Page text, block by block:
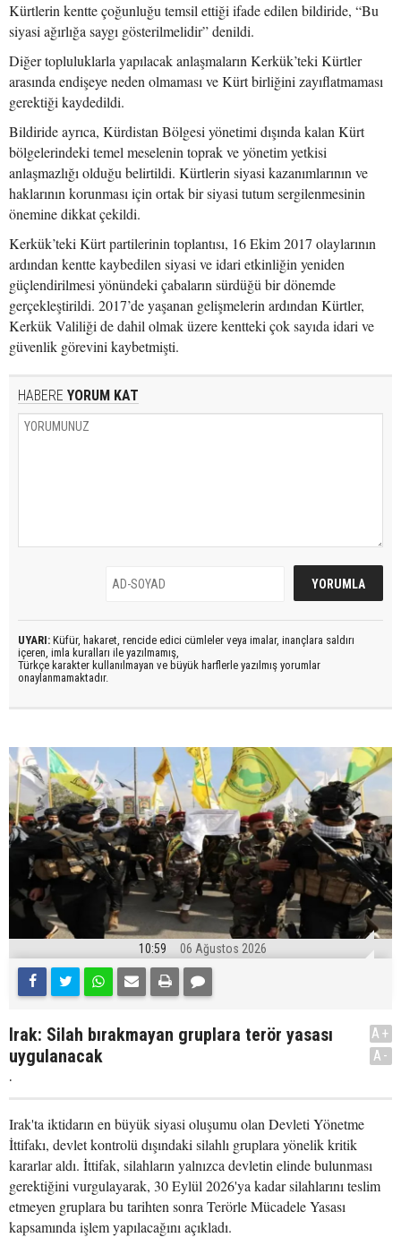
Kürtlerin kentte çoğunluğu temsil ettiği ifade edilen bildiride, “Bu
siyasi ağırlığa saygı gösterilmelidir” denildi.
Diğer topluluklarla yapılacak anlaşmaların Kerkük’teki Kürtler
arasında endişeye neden olmaması ve Kürt birliğini zayıflatmaması
gerektiği kaydedildi.
Bildiride ayrıca, Kürdistan Bölgesi yönetimi dışında kalan Kürt
bölgelerindeki temel meselenin toprak ve yönetim yetkisi
anlaşmazlığı olduğu belirtildi. Kürtlerin siyasi kazanımlarının ve
haklarının korunması için ortak bir siyasi tutum sergilenmesinin
önemine dikkat çekildi.
Kerkük’teki Kürt partilerinin toplantısı, 16 Ekim 2017 olaylarının
ardından kentte kaybedilen siyasi ve idari etkinliğin yeniden
güçlendirilmesi yönündeki çabaların sürdüğü bir dönemde
gerçekleştirildi. 2017’de yaşanan gelişmelerin ardından Kürtler,
Kerkük Valiliği de dahil olmak üzere kentteki çok sayıda idari ve
güvenlik görevini kaybetmişti.
HABERE YORUM KAT
UYARI: Küfür, hakaret, rencide edici cümleler veya imalar, inançlara saldırı
içeren, imla kuralları ile yazılmamış,
Türkçe karakter kullanılmayan ve büyük harflerle yazılmış yorumlar
onaylanmamaktadır.
10:59 06 Ağustos 2026
Irak: Silah bırakmayan gruplara terör yasası
uygulanacak
.
A+
A-
Irak'ta iktidarın en büyük siyasi oluşumu olan Devleti Yönetme
İttifakı, devlet kontrolü dışındaki silahlı gruplara yönelik kritik
kararlar aldı. İttifak, silahların yalnızca devletin elinde bulunması
gerektiğini vurgulayarak, 30 Eylül 2026'ya kadar silahlarını teslim
etmeyen gruplara bu tarihten sonra Terörle Mücadele Yasası
kapsamında işlem yapılacağını açıkladı.